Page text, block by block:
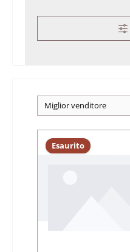
Esaurito